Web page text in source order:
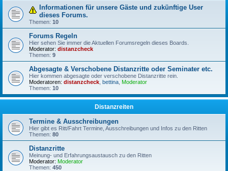
Informationen für unsere Gäste und zukünftige User
dieses Forums.
Themen: 10
Forums Regeln
Hier sehen Sie immer die Aktuellen Forumsregeln dieses Boards.
Moderator: distanzcheck
Themen: 9
Abgesagte & Verschobene Distanzritte oder Seminater etc.
Hier kommen abgesagte oder verschobene Distanzritte rein.
Moderatoren: distanzcheck bettina Moderator
Themen: 10
Distanzreiten
Termine & Ausschreibungen
Hier gibt es Ritt/Fahrt Termine, Ausschreibungen und Infos zu den Ritten
Themen: 80
Distanzritte
Meinung- und Erfahrungsaustausch zu den Ritten
Moderator: Moderator
Themen: 450